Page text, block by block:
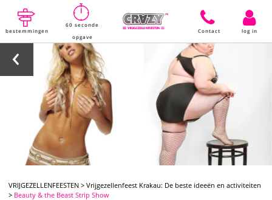
bestemmingen
60 seconde
opgave
Contact log in
VRIJGEZELLENFEESTEN >Vrijgezellenfeest Krakau: De beste ideeën en activiteiten
> Beauty & the Beast Strip Show